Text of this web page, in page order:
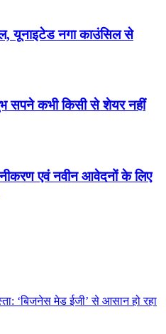
यूनाइटेड नगा काउंसिल से
सपने कभी किसी से शेयर नहीं
एवं नवीन आवेदनों के लिए
‘बिजनेस मेड ईजी’ से आसान हो रहा